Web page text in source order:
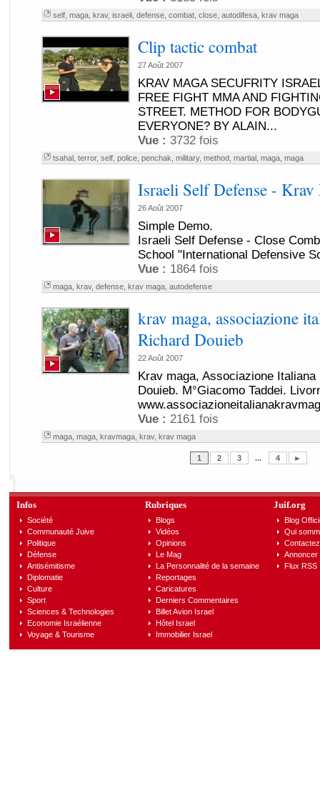
self, maga, krav, israeli, defense, combat, close, autodifesa, krav maga
Clip tactic combat
27 Août 2007
KRAV MAGA SECUFRITY
FREE FIGHT MMA AND
STREET. METHOD FOR
EVERYONE? BY ALAIN...
Vue : 3732 fois
tsahal, terror, self, police, penchak military, method, martial, maga, maga
Israeli Self Defense - Krav
26 Août 2007
Simple Demo.
Israeli Self Defense - Close
School "International Defensive
Vue : 1864 fois
maga, krav, defense, krav maga, autodefense
krav maga, associazione
Richard Douieb
22 Août 2007
Krav maga, Associazione
Douieb. M°Giacomo Taddei.
Vue : 2161 fois
maga, maga, kravmaga, krav, krav maga
1 2 3 ... 4 ►
Infos
Société
Communauté Juive
Politique
Défense
Antisémitisme
Diplomatie
Culture
Sport
Sciences & Technologies
Economie Israélienne
Voyage & Tourisme
Rubriques
Blogs
Vidéos
Opinions
Le Mag
La Personnalité de la semaine
Reportages
Caricatures
Derniers Commentaires
Billet Avion Israel
Hôtel Israel
Immobilier Israel
Juif.org
Blog
Qui
Annoncer
Flux RSS